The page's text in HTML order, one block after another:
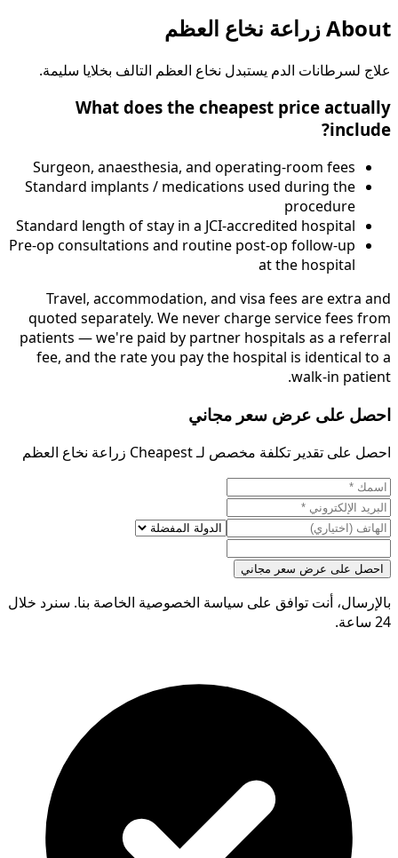
Aboutزراعة نخاع العظم
علاج لسرطانات الدم يستبدل نخاع العظم التالف بخلايا سليمة.
What does the cheapest price actually
include?
Surgeon, anaesthesia, and operating-room fees
Standard implants / medications used during the
procedure
Standard length of stay in a JCI-accredited hospital
Pre-op consultations and routine post-op follow-up
at the hospital
Travel, accommodation, and visa fees are extra and
quoted separately. We never charge service fees from
patients — we're paid by partner hospitals as a referral
fee, and the rate you pay the hospital is identical to a
walk-in patient.
احصل على عرض سعر مجاني
احصل على تقدير تكلفة مخصص لـ Cheapest زراعة نخاع العظم
احصل على عرض سعر مجاني
بالإرسال، أنت توافق على سياسة الخصوصية الخاصة بنا. سنرد خلال
24 ساعة.